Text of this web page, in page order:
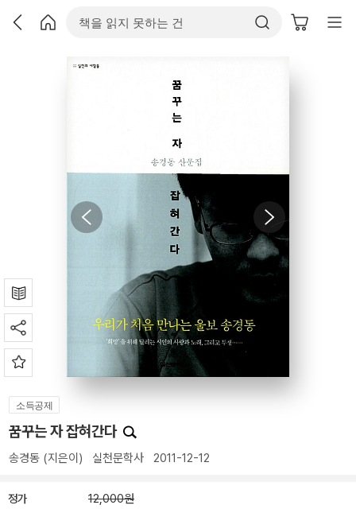
소득공제
꿈꾸는 자 잡혀간다
송경동 (지은이) 실천문학사 2011-12-12
정가 12,000원